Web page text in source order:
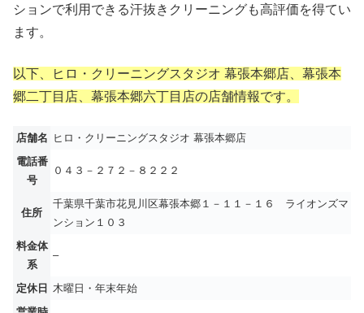
ションで利用できる汗抜きクリーニングも高評価を得てい
ます。
以下、ヒロ・クリーニングスタジオ 幕張本郷店、幕張本
郷二丁目店、幕張本郷六丁目店の店舗情報です。
店舗名 ヒロ・クリーニングスタジオ 幕張本郷店
電話番
号
０４３－２７２－８２２２
住所
千葉県千葉市花見川区幕張本郷１－１１－１６ ライオンズマ
ンション１０３
料金体
系
–
定休日 木曜日・年末年始